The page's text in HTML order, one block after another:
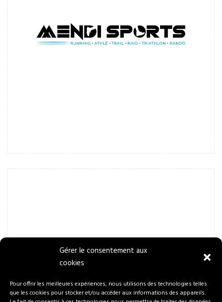
Gérer le consentement aux
cookies
Pour offrir les meilleures expériences, nous utilisons des technologies telles
que les cookies pour stocker et/ou accéder aux informations des appareils.